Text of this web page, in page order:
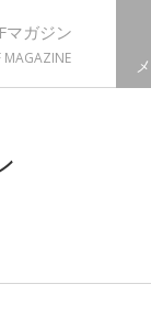
マガジン
MAGAZINE